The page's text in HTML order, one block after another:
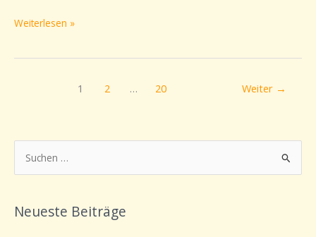
sinnvolle
Weiterlesen »
1 2 … 20 Weiter →
u
h
Neueste Beiträge